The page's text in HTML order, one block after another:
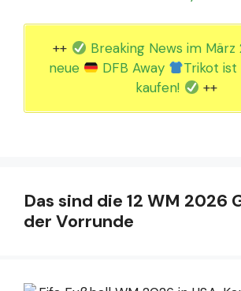
++
Breaking News im März
neue
DFB Away
Trikot
kaufen!
++
Das sind die 12 WM 2026
der Vorrunde